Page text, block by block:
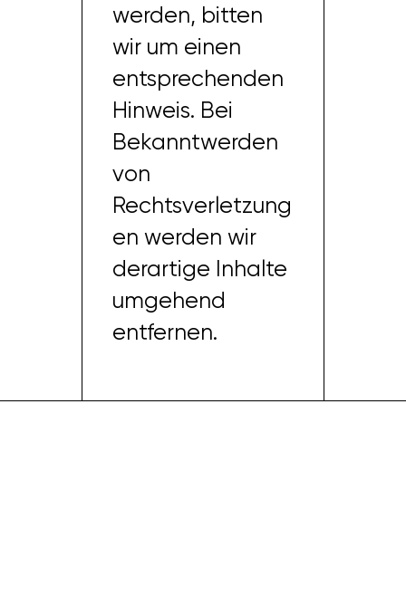
werden, bitten
wir um einen
entsprechenden
Hinweis. Bei
Bekanntwerden
von
Rechtsverletzung
en werden wir
derartige Inhalte
umgehend
entfernen.